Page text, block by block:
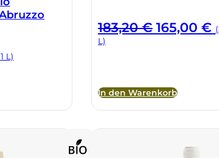
L)
183,20€
Preis
165,00€
L)
In den Warenkorb